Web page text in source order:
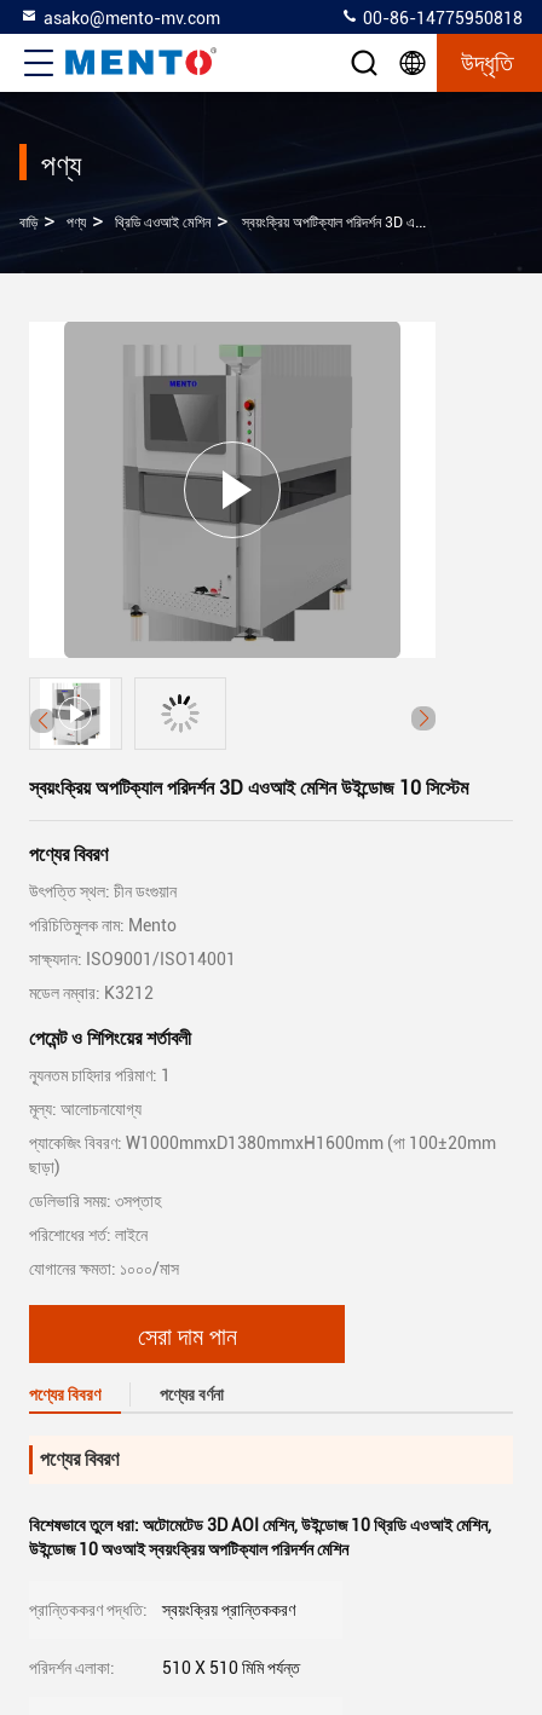
asako@mento-mv.com 00-86-14775950818
উদ্ধৃতি
পণ্য
বাড়ি > পণ্য > থ্রিডি এওআই মেশিন > স্বয়ংক্রিয় অপটিক্যাল পরিদর্শন 3D এওআই মেশিন উইন্ডোজ 10 সিস্টেম
স্বয়ংক্রিয় অপটিক্যাল পরিদর্শন 3D এওআই মেশিন উইন্ডোজ 10 সিস্টেম
পণ্যের বিবরণ
উৎপত্তি স্থল: চীন ডংগুয়ান
পরিচিতিমুলক নাম: Mento
সাক্ষ্যদান: ISO9001/ISO14001
মডেল নম্বার: K3212
পেমেন্ট ও শিপিংয়ের শর্তাবলী
ন্যূনতম চাহিদার পরিমাণ: 1
মূল্য: আলোচনাযোগ্য
প্যাকেজিং বিবরণ: W1000mmxD1380mmxH1600mm (পা 100±20mm
ছাড়া)
ডেলিভারি সময়: ৩সপ্তাহ
পরিশোধের শর্ত: লাইনে
যোগানের ক্ষমতা: ১০০০/মাস
সেরা দাম পান
পণ্যের বিবরণ পণ্যের বর্ণনা
পণ্যের বিবরণ
বিশেষভাবে তুলে ধরা: অটোমেটেড 3D AOI মেশিন,উইন্ডোজ 10 থ্রিডি এওআই মেশিন,
উইন্ডোজ 10 অওআই স্বয়ংক্রিয় অপটিক্যাল পরিদর্শন মেশিন
প্রান্তিককরণ পদ্ধতি: স্বয়ংক্রিয় প্রান্তিককরণ
পরিদর্শন এলাকা: 510 X 510 মিমি পর্যন্ত